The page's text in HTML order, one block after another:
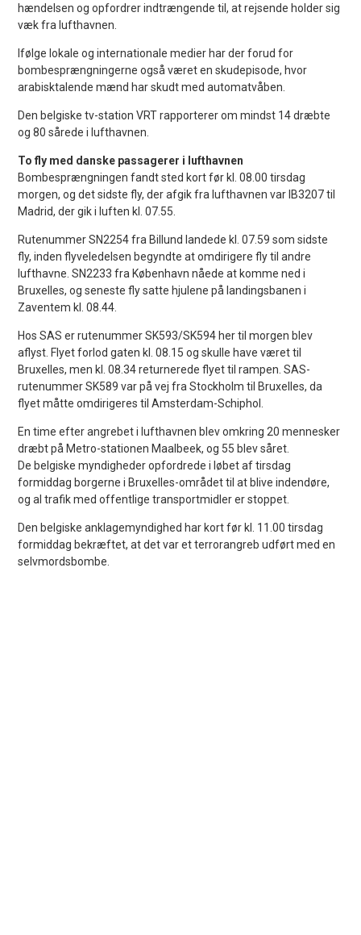
hændelsen og opfordrer indtrængende til, at rejsende holder sig
væk fra lufthavnen.
Ifølge lokale og internationale medier har der forud for
bombesprængningerne også været en skudepisode, hvor
arabisktalende mænd har skudt med automatvåben.
Den belgiske tv-station VRT rapporterer om mindst 14 dræbte
og 80 sårede i lufthavnen.
To fly med danske passagerer i lufthavnen
Bombesprængningen fandt sted kort før kl. 08.00 tirsdag
morgen, og det sidste fly, der afgik fra lufthavnen var IB3207 til
Madrid, der gik i luften kl. 07.55.
Rutenummer SN2254 fra Billund landede kl. 07.59 som sidste
fly, inden flyveledelsen begyndte at omdirigere fly til andre
lufthavne. SN2233 fra København nåede at komme ned i
Bruxelles, og seneste fly satte hjulene på landingsbanen i
Zaventem kl. 08.44.
Hos SAS er rutenummer SK593/SK594 her til morgen blev
aflyst. Flyet forlod gaten kl. 08.15 og skulle have været til
Bruxelles, men kl. 08.34 returnerede flyet til rampen. SAS-
rutenummer SK589 var på vej fra Stockholm til Bruxelles, da
flyet måtte omdirigeres til Amsterdam-Schiphol.
En time efter angrebet i lufthavnen blev omkring 20 mennesker
dræbt på Metro-stationen Maalbeek, og 55 blev såret.
De belgiske myndigheder opfordrede i løbet af tirsdag
formiddag borgerne i Bruxelles-området til at blive indendøre,
og al trafik med offentlige transportmidler er stoppet.
Den belgiske anklagemyndighed har kort før kl. 11.00 tirsdag
formiddag bekræftet, at det var et terrorangreb udført med en
selvmordsbombe.